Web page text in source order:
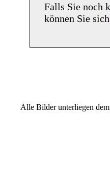
Falls Sie noch
können Sie sich
Alle Bilder unterliegen